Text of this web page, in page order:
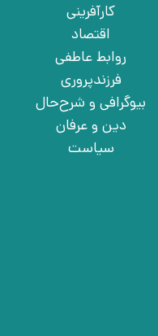
کارآفرینی
اقتصاد
روابط عاطفی
فرزندپروری
بیوگرافی و شرح‌حال
دین و عرفان
سیاست